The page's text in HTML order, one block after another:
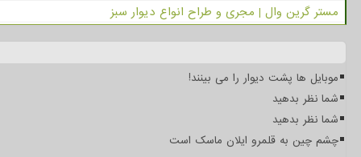
مستر گرین وال | مجری و طراح انواع دیوار سبز
موبایل ها پشت دیوار را می بینند!
شما نظر بدهید
شما نظر بدهید
چشم چین به قلمرو ایلان ماسک است